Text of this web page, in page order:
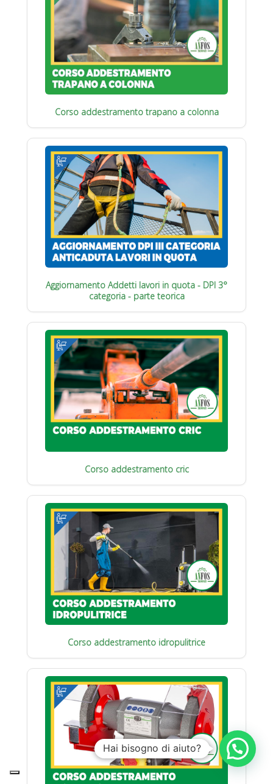
Corso addestramento trapano a colonna
Aggiornamento Addetti lavori in quota - DPI 3°
categoria - parte teorica
Corso addestramento cric
Corso addestramento idropulitrice
Hai bisogno di aiuto?